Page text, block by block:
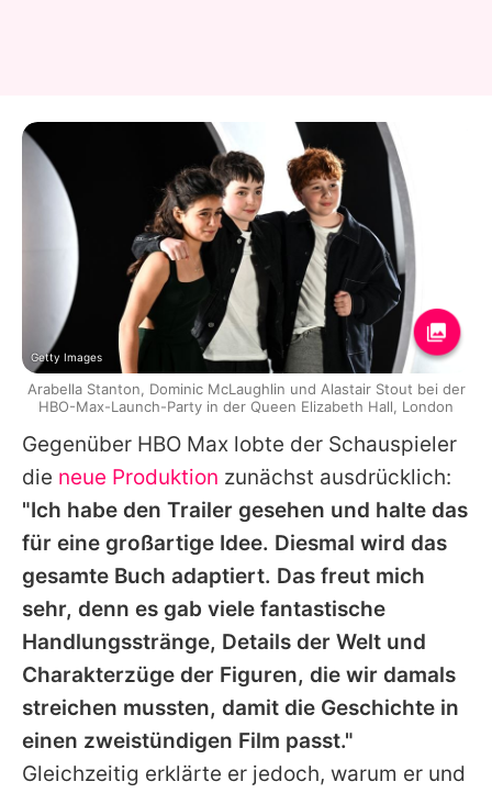
Gegenüber HBO Max lobte der Schauspieler
die neue Produktion zunächst ausdrücklich:
"Ich habe den Trailer gesehen und halte das
für eine großartige Idee. Diesmal wird das
gesamte Buch adaptiert. Das freut mich
sehr, denn es gab viele fantastische
Handlungsstränge, Details der Welt und
Charakterzüge der Figuren, die wir damals
streichen mussten, damit die Geschichte in
einen zweistündigen Film passt."
Gleichzeitig erklärte er jedoch, warum er und
Getty Images
Arabella Stanton, Dominic McLaughlin und Alastair Stout bei der
HBO-Max-Launch-Party in der Queen Elizabeth Hall, London